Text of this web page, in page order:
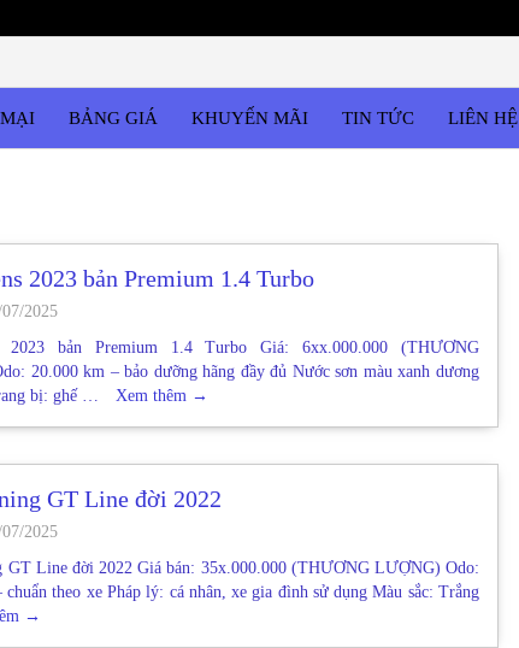
BẢNG GIÁ KHUYẾN MÃI TIN TỨC LIÊN HỆ
2023 bản Premium 1.4 Turbo
2025
2023 bản Premium 1.4 Turbo Giá: 6xx.000.000 (THƯƠNG
20.000 km – bảo dưỡng hãng đầy đủ Nước sơn màu xanh dương
bị: ghế …
Xem thêm →
GT Line đời 2022
07/2025
GT Line đời 2022 Giá bán: 35x.000.000 (THƯƠNG LƯỢNG) Odo:
chuẩn theo xe Pháp lý: cá nhân, xe gia đình sử dụng Màu sắc: Trắng
→